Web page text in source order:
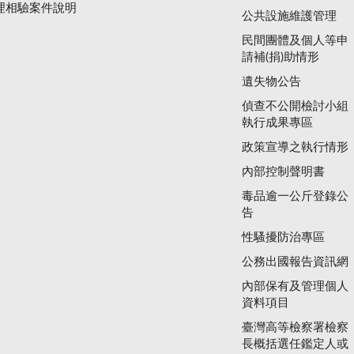
相驗案件說明
公共設施維護管理
民間團體及個人等申
請補(捐)助情形
遺失物公告
偵查不公開檢討小組
執行成果專區
政策宣導之執行情形
內部控制聲明書
毒品逾一公斤登錄公
告
性騷擾防治專區
公務出國報告資訊網
內部保有及管理個人
資料項目
臺灣高等檢察署檢察
長概括選任鑑定人或